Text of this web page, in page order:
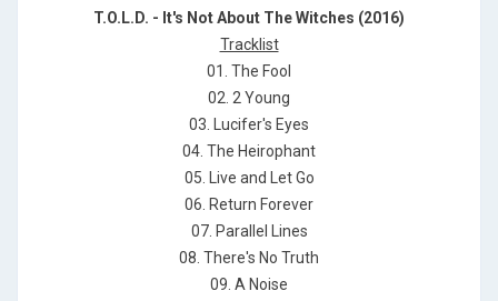
T.O.L.D. - It's Not About The Witches (2016)
Tracklist
01. The Fool
02. 2 Young
03. Lucifer's Eyes
04. The Heirophant
05. Live and Let Go
06. Return Forever
07. Parallel Lines
08. There's No Truth
09. A Noise